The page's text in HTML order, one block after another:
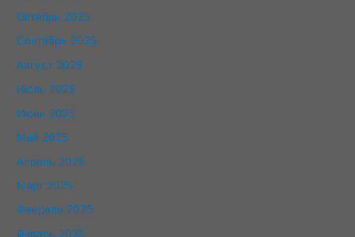
Октябрь 2025
Сентябрь 2025
Август 2025
Июль 2025
Июнь 2025
Май 2025
Апрель 2025
Март 2025
Февраль 2025
Январь 2025